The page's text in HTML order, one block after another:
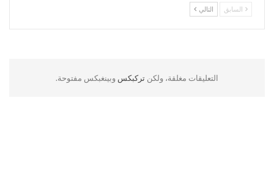
السابق التالي
التعليقات مغلقة، ولكن تركبكس وبينغبكس مفتوحة.